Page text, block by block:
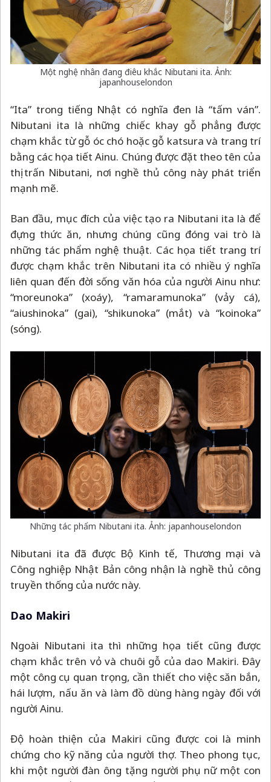
Một nghệ nhân đang điêu khắc Nibutani ita. Ảnh:
japanhouselondon
“Ita” trong tiếng Nhật có nghĩa đen là “tấm ván”.
Nibutani ita là những chiếc khay gỗ phẳng được
chạm khắc từ gỗ óc chó hoặc gỗ katsura và trang trí
bằng các họa tiết Ainu. Chúng được đặt theo tên của
thị trấn Nibutani, nơi nghề thủ công này phát triển
mạnh mẽ.
Ban đầu, mục đích của việc tạo ra Nibutani ita là để
đựng thức ăn, nhưng chúng cũng đóng vai trò là
những tác phẩm nghệ thuật. Các họa tiết trang trí
được chạm khắc trên Nibutani ita có nhiều ý nghĩa
liên quan đến đời sống văn hóa của người Ainu như:
“moreunoka” (xoáy), “ramaramunoka” (vảy cá),
“aiushinoka” (gai), “shikunoka” (mắt) và “koinoka”
(sóng).
Những tác phẩm Nibutani ita. Ảnh: japanhouselondon
Nibutani ita đã được Bộ Kinh tế, Thương mại và
Công nghiệp Nhật Bản công nhận là nghề thủ công
truyền thống của nước này.
Dao Makiri
Ngoài Nibutani ita thì những họa tiết cũng được
chạm khắc trên vỏ và chuôi gỗ của dao Makiri. Đây
một công cụ quan trọng, cần thiết cho việc săn bắn,
hái lượm, nấu ăn và làm đồ dùng hàng ngày đối với
người Ainu.
Độ hoàn thiện của Makiri cũng được coi là minh
chứng cho kỹ năng của người thợ. Theo phong tục,
khi một người đàn ông tặng người phụ nữ một con